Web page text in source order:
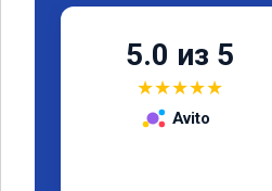
5.0 из 5
★★★★★
Avito